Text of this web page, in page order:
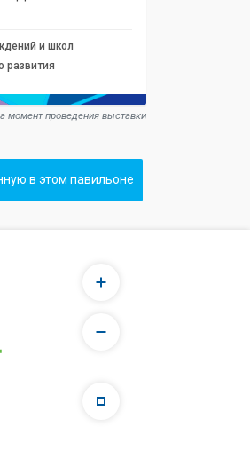
и школ
развития
момент проведения выставки
в этом павильоне